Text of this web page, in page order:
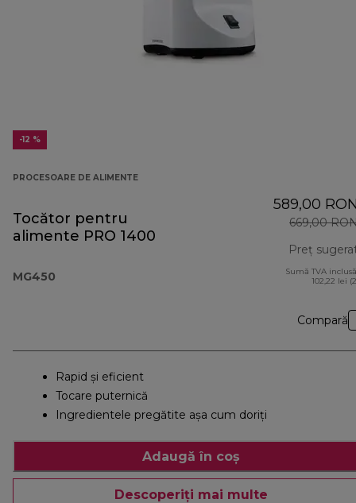
-12 %
PROCESOARE DE ALIMENTE
Tocător pentru
alimente PRO 1400
MG450
589,00
669,00
Preț
Sumă TVA
102,22 lei
Compară
Rapid şi eficient
Tocare puternică
Ingredientele pregătite așa cum doriți
Adaugă în coș
Descoperiți mai multe